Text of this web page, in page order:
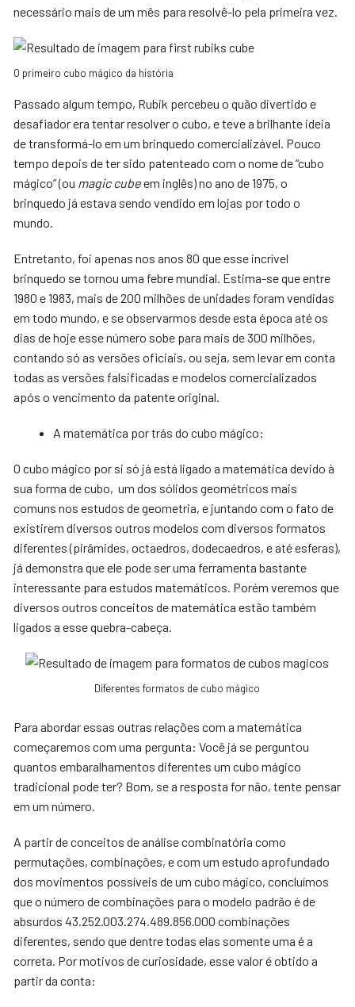
necessário mais de um mês para resolvê-lo pela primeira vez.
O primeiro cubo mágico da história
Passado algum tempo, Rubik percebeu o quão divertido e
desafiador era tentar resolver o cubo, e teve a brilhante ideia
de transformá-lo em um brinquedo comercializável. Pouco
tempo depois de ter sido patenteado com o nome de “cubo
mágico” (ou magic cubeem inglês) no ano de 1975, o
brinquedo já estava sendo vendido em lojas por todo o
mundo.
Entretanto, foi apenas nos anos 80 que esse incrível
brinquedo se tornou uma febre mundial. Estima-se que entre
1980 e 1983, mais de 200 milhões de unidades foram vendidas
em todo mundo, e se observarmos desde esta época até os
dias de hoje esse número sobe para mais de 300 milhões,
contando só as versões oficiais, ou seja, sem levar em conta
todas as versões falsificadas e modelos comercializados
após o vencimento da patente original.
A matemática por trás do cubo mágico:
O cubo mágico por si só já está ligado a matemática devido à
sua forma de cubo, um dos sólidos geométricos mais
comuns nos estudos de geometria, e juntando com o fato de
existirem diversos outros modelos com diversos formatos
diferentes (pirâmides, octaedros, dodecaedros, e até esferas),
já demonstra que ele pode ser uma ferramenta bastante
interessante para estudos matemáticos. Porém veremos que
diversos outros conceitos de matemática estão também
ligados a esse quebra-cabeça.
Diferentes formatos de cubo mágico
Para abordar essas outras relações com a matemática
começaremos com uma pergunta: Você já se perguntou
quantos embaralhamentos diferentes um cubo mágico
tradicional pode ter? Bom, se a resposta for não, tente pensar
em um número.
A partir de conceitos de análise combinatória como
permutações, combinações, e com um estudo aprofundado
dos movimentos possíveis de um cubo mágico, concluímos
que o número de combinações para o modelo padrão é de
absurdos 43.252.003.274.489.856.000 combinações
diferentes, sendo que dentre todas elas somente uma é a
correta. Por motivos de curiosidade, esse valor é obtido a
partir da conta: